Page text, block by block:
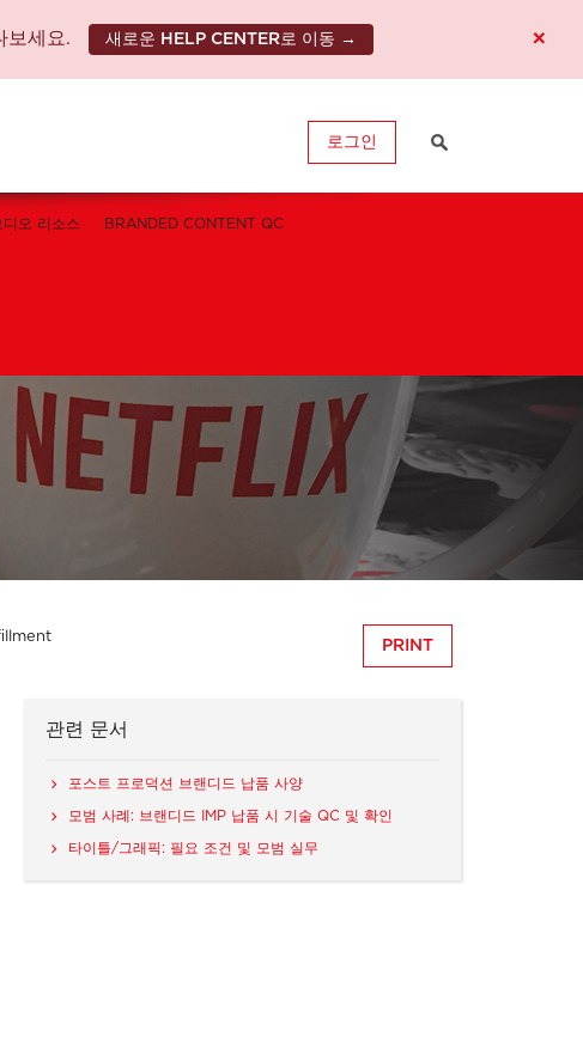
보세요. 새로운 HELP CENTER로 이동 → ×
로그인
디오 리소스 BRANDED CONTENT QC
PRINT
관련 문서
포스트 프로덕션 브랜디드 납품 사양
모범 사례: 브랜디드 IMP 납품 시 기술 QC 및 확인
타이틀/그래픽: 필요 조건 및 모범 실무